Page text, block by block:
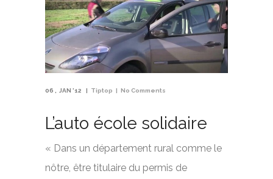
06 JAN '12 Tiptop No Comments
L’auto école solidaire
« Dans un département rural comme le
nôtre, être titulaire du permis de